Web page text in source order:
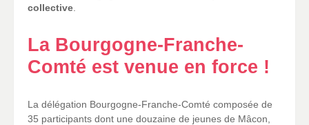
collective
La Bourgogne-Franche-
Comté est venue en force !
La délégation Bourgogne-Franche-Comté composée de
35 participants dont une douzaine de jeunes de Mâcon,